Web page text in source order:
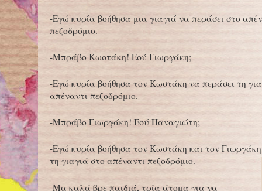
-Εγώ κυρία βοήθησα μια γιαγιά να περάσει στο
πεζοδρόμιο.
-Μπράβο Κωστάκη! Εσύ Γιωργάκη;
-Εγώ κυρία βοήθησα τον Κωστάκη να περάσει τη
απέναντι πεζοδρόμιο.
-Μπράβο Γιωργάκη! Εσύ Παναγιώτη;
-Εγώ κυρία βοήθησα τον Κωστάκη και τον
τη γιαγιά στο απέναντι πεζοδρόμιο.
-Μα καλά βρε παιδιά, τρία άτομα για να